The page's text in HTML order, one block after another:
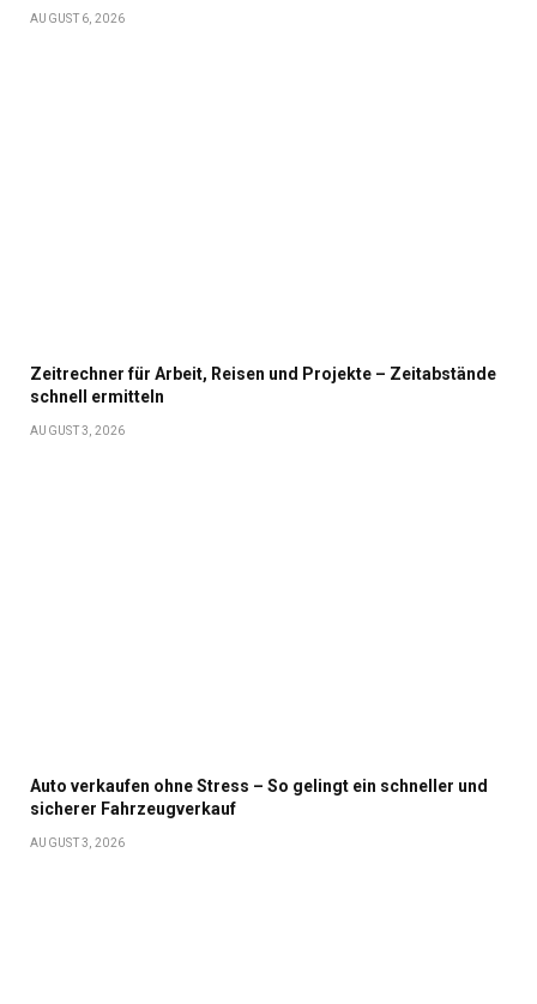
AUGUST 6, 2026
Zeitrechner für Arbeit, Reisen und Projekte – Zeitabstände
schnell ermitteln
AUGUST 3, 2026
Auto verkaufen ohne Stress – So gelingt ein schneller und
sicherer Fahrzeugverkauf
AUGUST 3, 2026